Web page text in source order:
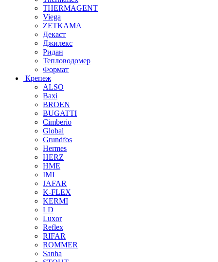
THERMAGENT
Viega
ZETKAMA
Декаст
Джилекс
Ридан
Тепловодомер
Формат
Крепеж
ALSO
Baxi
BROEN
BUGATTI
Cimberio
Global
Grundfos
Hermes
HERZ
HME
IMI
JAFAR
K-FLEX
KERMI
LD
Luxor
Reflex
RIFAR
ROMMER
Sanha